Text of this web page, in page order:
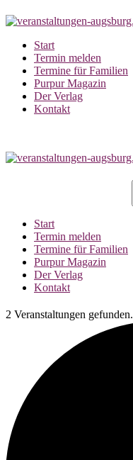
Inhalt
Start
Termin melden
Termine für Familien
Purpur Magazin
Der Verlag
Kontakt
Start
Termin melden
Termine für Familien
Purpur Magazin
Der Verlag
Kontakt
2 Veranstaltungen gefunden.